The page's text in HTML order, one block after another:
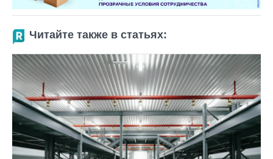
Читайте также в статьях: